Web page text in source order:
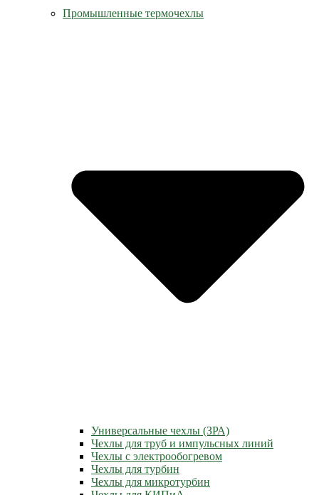
Промышленные термочехлы
Универсальные чехлы (ЗРА)
Чехлы для труб и импульсных линий
Чехлы с электрообогревом
Чехлы для турбин
Чехлы для микротурбин